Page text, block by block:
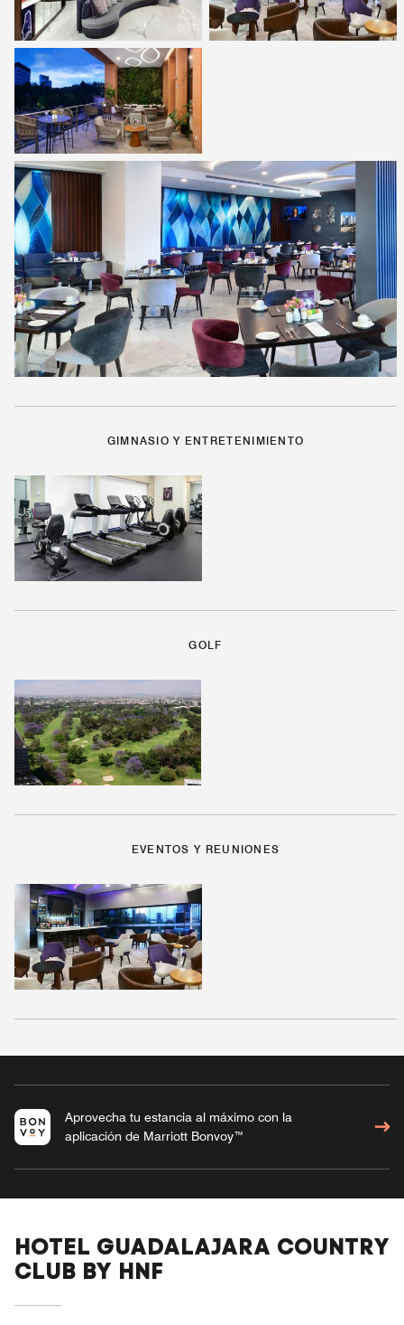
GIMNASIO Y ENTRETENIMIENTO
GOLF
EVENTOS Y REUNIONES
Aprovecha tu estancia al máximo con la
aplicación de Marriott Bonvoy™
HOTEL GUADALAJARA COUNTRY
CLUB BY HNF